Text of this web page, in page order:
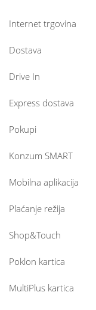
Internet trgovina
Dostava
Drive In
Express dostava
Pokupi
Konzum SMART
Mobilna aplikacija
Plaćanje režija
Shop&Touch
Poklon kartica
MultiPlus kartica